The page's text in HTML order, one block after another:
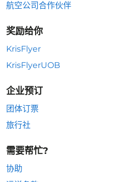
航空公司合作伙伴
奖励给你
KrisFlyer
KrisFlyerUOB
企业预订
团体订票
旅行社
需要帮忙?
协助